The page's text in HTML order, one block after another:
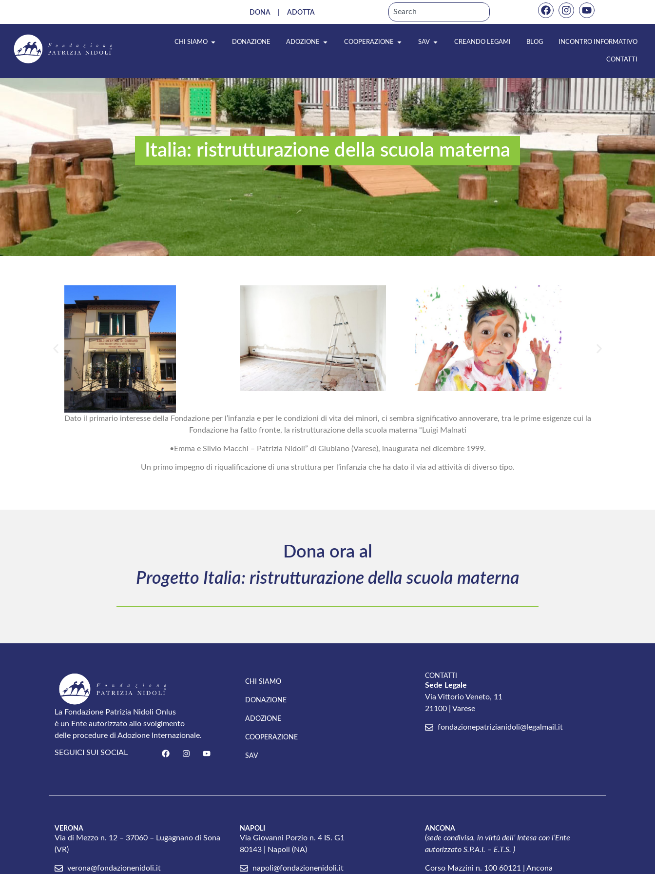
DONA |ADOTTA
CHI SIAMO DONAZIONE ADOZIONE COOPERAZIONE SAV CREANDO LEGAMI BLOG INCONTRO INFORMATIVO
CONTATTI
Italia: ristrutturazione della scuola materna
Dato il primario interesse della Fondazione per l’infanzia e per le condizioni di vita dei minori, ci sembra significativo annoverare, tra le prime esigenze cui la
Fondazione ha fatto fronte, la ristrutturazione della scuola materna “Luigi Malnati
•⁠⁠Emma e Silvio Macchi – Patrizia Nidoli” di Giubiano (Varese), inaugurata nel dicembre 1999.
Un primo impegno di riqualificazione di una struttura per l’infanzia che ha dato il via ad attività di diverso tipo.
Dona ora al
Progetto Italia: ristrutturazione della scuola materna
La Fondazione Patrizia Nidoli Onlus
è un Ente autorizzato allo svolgimento
delle procedure di Adozione Internazionale.
SEGUICI SUI SOCIAL
CHI SIAMO
DONAZIONE
ADOZIONE
COOPERAZIONE
SAV
CONTATTI
Sede Legale
Via Vittorio Veneto, 11
21100 | Varese
fondazionepatrizianidoli@legalmail.it
VERONA
Via di Mezzo n. 12 – 37060 – Lugagnano di Sona
(VR)
verona@fondazionenidoli.it
NAPOLI
Via Giovanni Porzio n. 4 IS. G1
80143 | Napoli (NA)
napoli@fondazionenidoli.it
ANCONA
(sede condivisa, in virtù dell’ Intesa con l’Ente
autorizzato S.P.A.I. – E.T.S. )
Corso Mazzini n. 100 60121 | Ancona